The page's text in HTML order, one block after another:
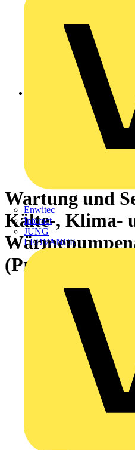
Enwitec
Interact
JUNG
LEDVANCE
Zurück zu Akademie
Wartung und
Kälte-, Klima-
(Praxisseminar)